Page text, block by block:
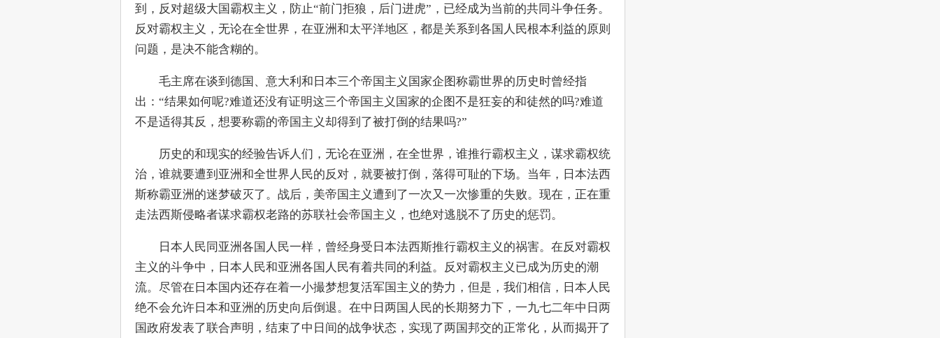
到，反对超级大国霸权主义，防止“前门拒狼，后门进虎”，已经成为当前的共同斗争任务。
反对霸权主义，无论在全世界，在亚洲和太平洋地区，都是关系到各国人民根本利益的原则
问题，是决不能含糊的。
毛主席在谈到德国、意大利和日本三个帝国主义国家企图称霸世界的历史时曾经指
出：“结果如何呢?难道还没有证明这三个帝国主义国家的企图不是狂妄的和徒然的吗?难道
不是适得其反，想要称霸的帝国主义却得到了被打倒的结果吗?”
历史的和现实的经验告诉人们，无论在亚洲，在全世界，谁推行霸权主义，谋求霸权统
治，谁就要遭到亚洲和全世界人民的反对，就要被打倒，落得可耻的下场。当年，日本法西
斯称霸亚洲的迷梦破灭了。战后，美帝国主义遭到了一次又一次惨重的失败。现在，正在重
走法西斯侵略者谋求霸权老路的苏联社会帝国主义，也绝对逃脱不了历史的惩罚。
日本人民同亚洲各国人民一样，曾经身受日本法西斯推行霸权主义的祸害。在反对霸权
主义的斗争中，日本人民和亚洲各国人民有着共同的利益。反对霸权主义已成为历史的潮
流。尽管在日本国内还存在着一小撮梦想复活军国主义的势力，但是，我们相信，日本人民
绝不会允许日本和亚洲的历史向后倒退。在中日两国人民的长期努力下，一九七二年中日两
国政府发表了联合声明，结束了中日间的战争状态，实现了两国邦交的正常化，从而揭开了